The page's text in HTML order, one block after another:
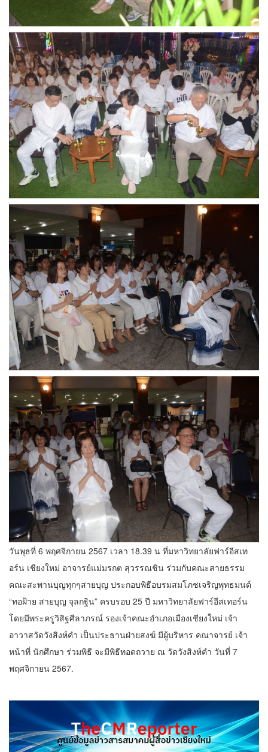
วันพุธที่ 6 พฤศจิกายน 2567 เวลา 18.39 น ที่มหาวิทยาลัยฟาร์อีสเท
อร์น เชียงใหม่ อาจารย์แม่มรกต สุวรรณชิน ร่วมกับคณะสายธรรม
คณะสะพานบุญทุกๆสายบุญ ประกอบพิธีอบรมสมโภชเจริญพุทธมนต์
“ทอฝ้าย สายบุญ จุลกฐิน” ครบรอบ 25 ปี มหาวิทยาลัยฟาร์อีสเทอร์น
โดยมีพระครูวิสิฐศีลาภรณ์ รองเจ้าคณะอำเภอเมืองเชียงใหม่ เจ้า
อาวาสวัดวังสิงห์คำ เป็นประธานฝ่ายสงฆ์ มีผู้บริหาร คณาจารย์ เจ้า
หน้าที่ นักศึกษา ร่วมพิธี จะมีพิธีทอดถวาย ณ วัดวังสิงห์คำ วันที่ 7
พฤศจิกายน 2567.